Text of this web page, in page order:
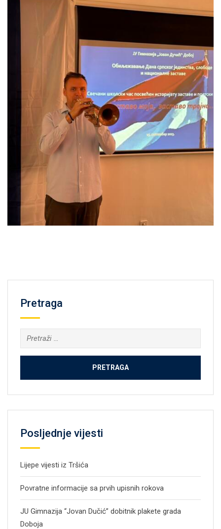
Pretraga
Pretraga:
Posljednje vijesti
Lijepe vijesti iz Tršića
Povratne informacije sa prvih upisnih rokova
JU Gimnazija “Jovan Dučić” dobitnik plakete grada
Doboja